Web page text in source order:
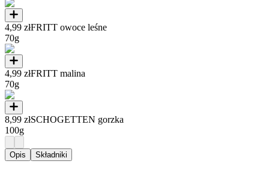
4,99 złFRITT owoce leśne
70g
4,99 złFRITT malina
70g
8,99 złSCHOGETTEN gorzka
100g
Opis Składniki